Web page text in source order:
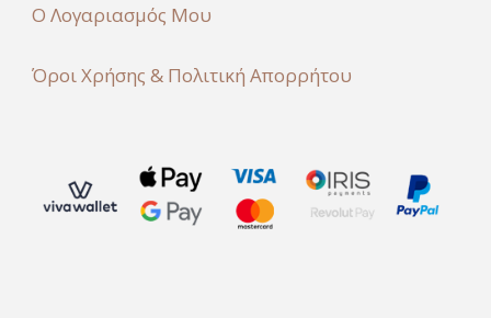
Ο Λογαριασμός Μου
Όροι Χρήσης & Πολιτική Απορρήτου